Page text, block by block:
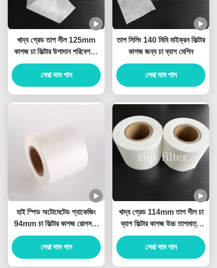
খাদ্য গ্রেড তাপ সীল 125mm
কাগজ চা ফিল্টার উপাদান পরিবেশগত
বন্ধুত্বপূর্ণ
সেরা দাম পান
তাপ সিলিং 140 মিমি মাইক্রন ফিল্টার
কাগজ জন্য চা ব্যাগ মেশিন
সেরা দাম পান
হাই স্পিড অটোমেটেড প্যাকেজিং
94mm চা ফিল্টার কাগজ রোলস অ
বিষাক্ত
সেরা দাম পান
খাদ্য গ্রেড 114mm তাপ সীল চা
ব্যাগ ফিল্টার কাগজ উচ্চ তাপমাত্রা
প্রতিরোধী
সেরা দাম পান